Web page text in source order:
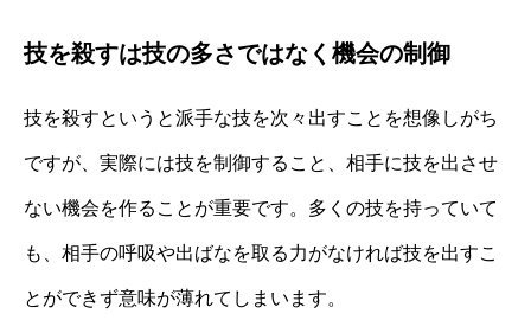
技を殺すは技の多さではなく機会の制御
技を殺すというと派手な技を次々出すことを想像しがち
ですが、実際には技を制御すること、相手に技を出させ
ない機会を作ることが重要です。多くの技を持っていて
も、相手の呼吸や出ばなを取る力がなければ技を出すこ
とができず意味が薄れてしまいます。